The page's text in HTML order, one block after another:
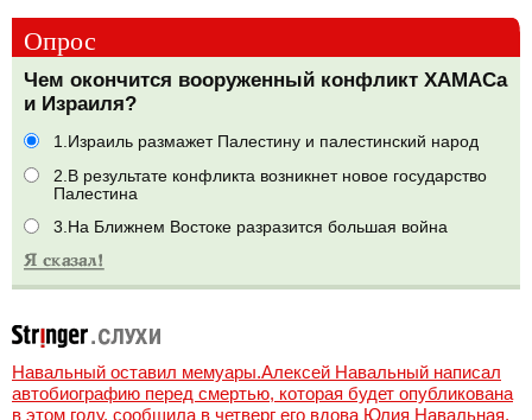
Опрос
Чем окончится вооруженный конфликт ХАМАСа
и Израиля?
1.Израиль размажет Палестину и палестинский народ
2.В результате конфликта возникнет новое государство
Палестина
3.На Ближнем Востоке разразится большая война
Навальный оставил мемуары.Алексей Навальный написал
автобиографию перед смертью, которая будет опубликована
в этом году, сообщила в четверг его вдова Юлия Навальная,